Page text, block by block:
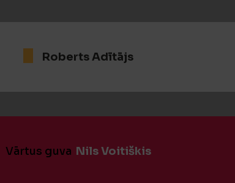
Roberts Adītājs
Vārtus guva Nils Voitiškis